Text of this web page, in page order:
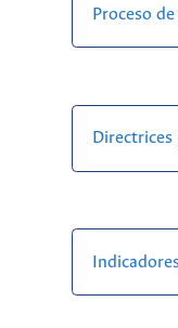
Proceso
Directrices